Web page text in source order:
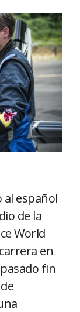
al español
de la
World
en
fin